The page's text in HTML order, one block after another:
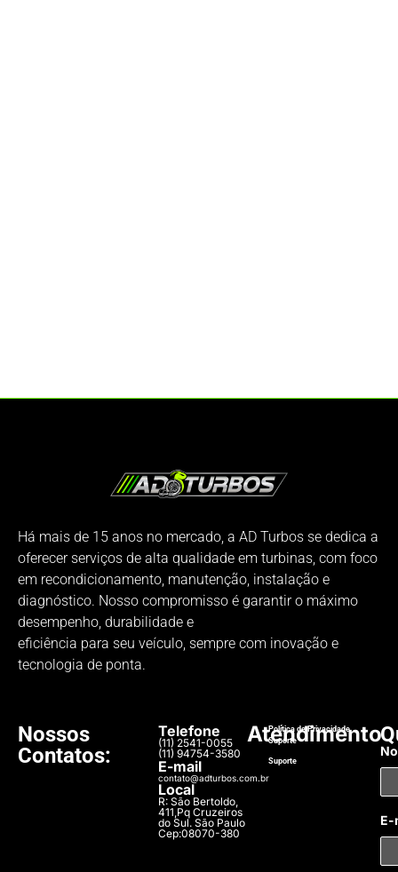
Há mais de 15 anos no mercado, a AD Turbos se dedica a
oferecer serviços de alta qualidade em turbinas, com foco
em recondicionamento, manutenção, instalação e
diagnóstico. Nosso compromisso é garantir o máximo
desempenho, durabilidade e
eficiência para seu veículo, sempre com inovação e
tecnologia de ponta.
Nossos
Contatos:
Telefone
(11) 2541-0055
(11) 94754-3580
E-mail
contato@adturbos.com.br
Local
R: São Bertoldo,
411,Pq Cruzeiros
do Sul. São Paulo
Cep:08070-380
Atendimento
Política de Privacidade
Suporte​
Suporte​